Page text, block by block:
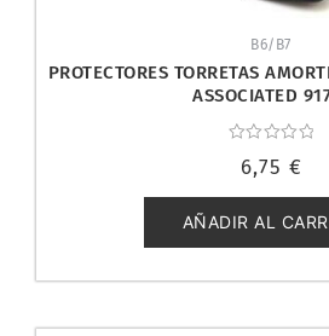
B6/B7
PROTECTORES TORRETAS
ASSOCIATED
con
de
5
6,75 €
AÑADIR AL